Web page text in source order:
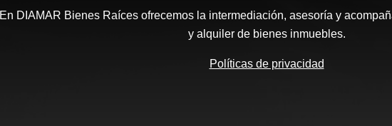
En DIAMAR Bienes Raíces ofrecemos la intermediación, asesoría y
y alquiler de bienes inmuebles.
Políticas de privacidad